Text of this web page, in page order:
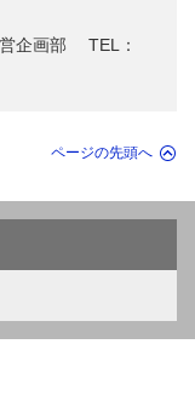
企画部 TEL：
ページの先頭へ